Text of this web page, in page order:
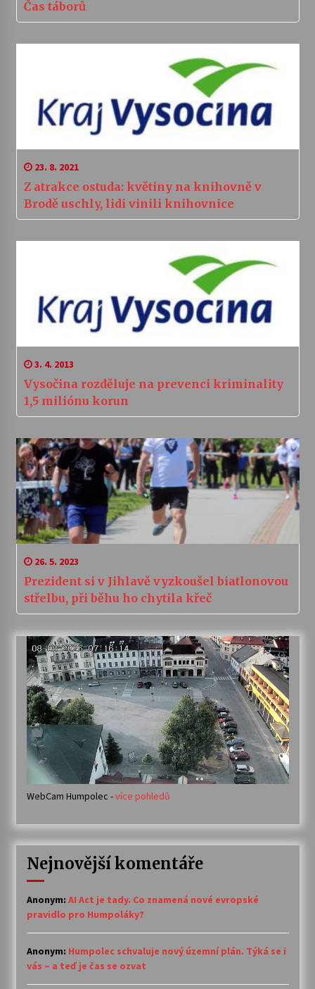
Čas táborů
23. 8. 2021
Z atrakce ostuda: květiny na knihovně v
Brodě uschly, lidi vinili knihovnice
3. 4. 2013
Vysočina rozděluje na prevenci kriminality
1,5 miliónu korun
26. 5. 2023
Prezident si v Jihlavě vyzkoušel biatlonovou
střelbu, při běhu ho chytila křeč
WebCam Humpolec -více pohledů
Nejnovější komentáře
Anonym: AI Act je tady. Co znamená nové evropské
pravidlo pro Humpoláky?
Anonym: Humpolec schvaluje nový územní plán. Týká se i
vás – a teď je čas se ozvat